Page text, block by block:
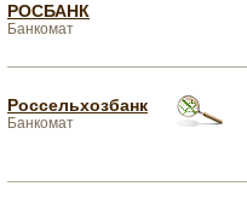
РОСБАНК
Банкомат
Россельхозбанк
Банкомат